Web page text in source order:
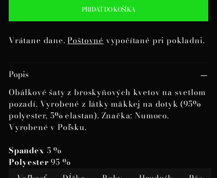
PRIDAŤ DO KOŠÍKA
Vrátane dane.Poštovnévypočítané pri pokladni.
produktu
do
košíka
Popis
Obálkové šaty z broskyňových kvetov na svetlom
pozadí. Vyrobené z látky mäkkej na dotyk (95%
polyester, 5% elastan). Značka: Numoco.
Vyrobené v Poľsku.
Spandex 5 %
Polyester 95 %